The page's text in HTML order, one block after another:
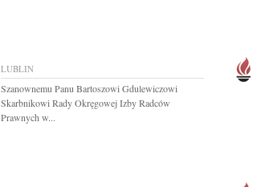
LUBLIN
Szanownemu Panu Bartoszowi Gdulewiczowi
Skarbnikowi Rady Okręgowej Izby Radców
Prawnych w...